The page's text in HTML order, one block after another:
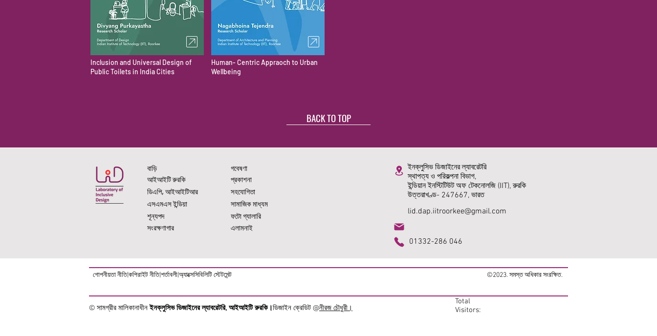
Inclusion and Universal Design of
Public Toilets in India Cities
Human- Centric Appraoch to Urban
Wellbeing
BACK TO TOP
বাড়ি
আইআইটি রুরকি
ডিএপি, আইআইটিআর
এসএমএস ইন্ডিয়া
শূন্যপদ
সংরক্ষণাগার
গবেষণা
প্রকাশনা
সহযোগিতা
সামাজিক মাধ্যম
ফটো গ্যালারি
এলামনাই
ইনক্লুসিভ ডিজাইনের ল্যাবরেটরি
স্থাপত্য ও পরিকল্পনা বিভাগ,
ইন্ডিয়ান ইনস্টিটিউট অফ টেকনোলজি (IIT), রুরকি
উত্তরাখণ্ড- 247667, ভারত
01332-286 046
lid.dap.iitroorkee@gmail.com
©2023. সমস্ত অধিকার সংরক্ষিত.
গোপনীয়তা নীতি|কপিরাইট নীতি|শর্তাবলীঅ্যাক্সেসিবিলিটি স্টেটমেন্ট
© সামগ্রীর মালিকানাধীন ইনক্লুসিভ ডিজাইনের ল্যাবরেটরি, আইআইটি রুরকি।ডিজাইন ক্রেডিট @নীরজ চৌধুরী।
Total
Visitors: